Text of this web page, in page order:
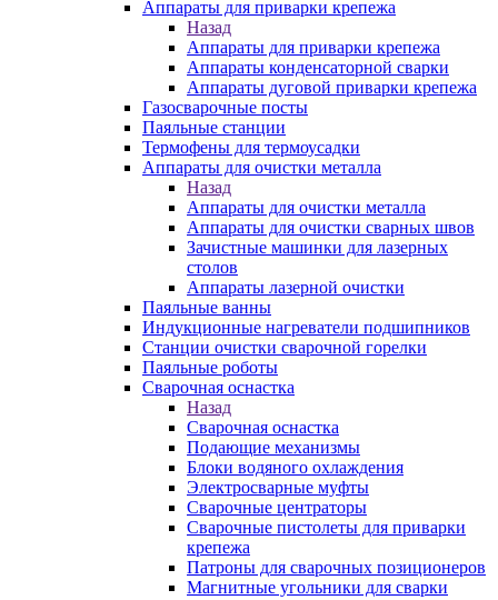
Аппараты для приварки крепежа
Назад
Аппараты для приварки крепежа
Аппараты конденсаторной сварки
Аппараты дуговой приварки крепежа
Газосварочные посты
Паяльные станции
Термофены для термоусадки
Аппараты для очистки металла
Назад
Аппараты для очистки металла
Аппараты для очистки сварных швов
Зачистные машинки для лазерных
столов
Аппараты лазерной очистки
Паяльные ванны
Индукционные нагреватели подшипников
Станции очистки сварочной горелки
Паяльные роботы
Сварочная оснастка
Назад
Сварочная оснастка
Подающие механизмы
Блоки водяного охлаждения
Электросварные муфты
Сварочные центраторы
Сварочные пистолеты для приварки
крепежа
Патроны для сварочных позиционеров
Магнитные угольники для сварки